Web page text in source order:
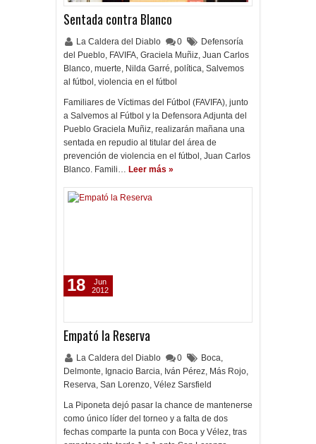
Sentada contra Blanco
La Caldera del Diablo 0
Defensoría
del Pueblo, FAVIFA, Graciela Muñiz, Juan Carlos
Blanco, muerte, Nilda Garré, política, Salvemos
al fútbol , violencia en el fútbol
Familiares de Víctimas del Fútbol (FAVIFA), junto
a Salvemos al Fútbol y la Defensora Adjunta del
Pueblo Graciela Muñiz, realizarán mañana una
sentada en repudio al titular del área de
prevención de violencia en el fútbol, Juan Carlos
Blanco. Famili… Leer más »
Empató la Reserva
La Caldera del Diablo 0 Boca,
Delmonte, Ignacio Barcia, Iván Pérez, Más Rojo,
Reserva, San Lorenzo, Vélez Sarsfield
La Piponeta dejó pasar la chance de mantenerse
como único líder del torneo y a falta de dos
fechas comparte la punta con Boca y Vélez, tras
18
Jun
2012